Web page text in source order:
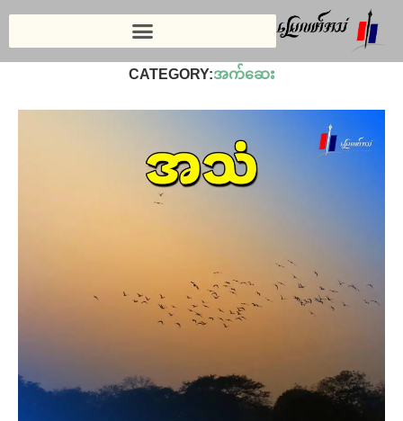
အက်ဆေး
CATEGORY:အက်ဆေး